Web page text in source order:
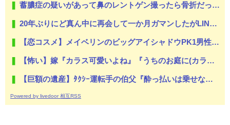
蓄膿症の疑いがあって鼻のレントゲン撮ったら骨折だった。そういや幼稚園の頃顔面着地したことがあったが、 母ちゃん当時気づかなかったのかよ・・・
20年ぶりにど真ん中に再会して一か月ガマンしたがLINEで「たまに二人で昔話ができる友達になろう」的なメッセ送信した。昨日まで既読無視
【恋コスメ】メイベリンのビッグアイシャドウPK1男性からの評判めちゃくちゃ良い。
【怖い】嫁『カラス可愛いよね』『うちのお庭に(カラスの)お墓作ったよ』俺『.....』嫁は待ち受け画面もカラスにしている。俺正直カラス怖いんだが...
【巨額の遺産】ﾀｸｼｰ運転手の伯父『酔っ払いは乗せない』私『そうなんだww』→伯父が亡くなり、日記を見ると衝撃の内容が！その真相が...
Powered by livedoor 相互RSS